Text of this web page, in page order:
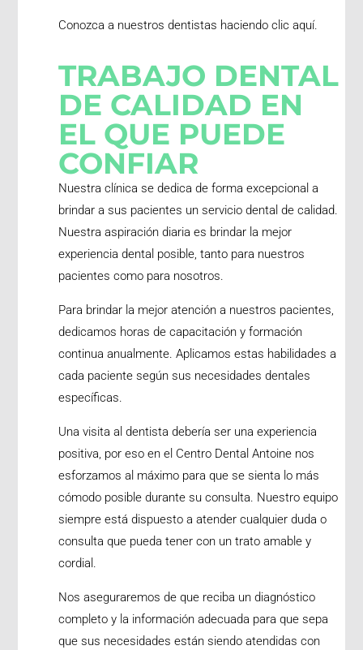
Conozca a nuestros dentistas haciendo clic aquí.
TRABAJO DENTAL
DE CALIDAD EN
EL QUE PUEDE
CONFIAR
Nuestra clínica se dedica de forma excepcional a
brindar a sus pacientes un servicio dental de calidad.
Nuestra aspiración diaria es brindar la mejor
experiencia dental posible, tanto para nuestros
pacientes como para nosotros.
Para brindar la mejor atención a nuestros pacientes,
dedicamos horas de capacitación y formación
continua anualmente. Aplicamos estas habilidades a
cada paciente según sus necesidades dentales
específicas.
Una visita al dentista debería ser una experiencia
positiva, por eso en el Centro Dental Antoine nos
esforzamos al máximo para que se sienta lo más
cómodo posible durante su consulta. Nuestro equipo
siempre está dispuesto a atender cualquier duda o
consulta que pueda tener con un trato amable y
cordial.
Nos aseguraremos de que reciba un diagnóstico
completo y la información adecuada para que sepa
que sus necesidades están siendo atendidas con